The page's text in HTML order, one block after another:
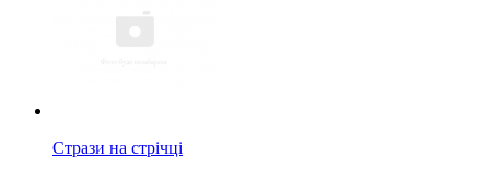
Стрази на стрічці